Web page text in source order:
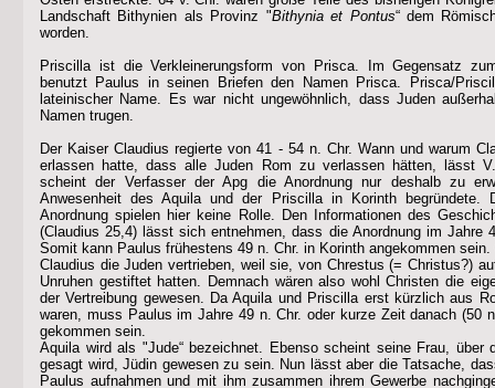
Landschaft Bithynien als Provinz "Bithynia et Pontus“ dem
worden.
Priscilla ist die Verkleinerungsform von Prisca. Im Gegensatz
benutzt Paulus in seinen Briefen den Namen Prisca. Prisca/
lateinischer Name. Es war nicht ungewöhnlich, dass Juden
Namen trugen.
Der Kaiser Claudius regierte von 41 - 54 n. Chr. Wann und warum
erlassen hatte, dass alle Juden Rom zu verlassen hätten, lässt
scheint der Verfasser der Apg die Anordnung nur deshalb zu
Anwesenheit des Aquila und der Priscilla in Korinth begründete.
Anordnung spielen hier keine Rolle. Den Informationen des
(Claudius 25,4) lässt sich entnehmen, dass die Anordnung im Jahre
Somit kann Paulus frühestens 49 n. Chr. in Korinth angekommen
Claudius die Juden vertrieben, weil sie, von Chrestus (= Christus?)
Unruhen gestiftet hatten. Demnach wären also wohl Christen die
der Vertreibung gewesen. Da Aquila und Priscilla erst kürzlich aus
waren, muss Paulus im Jahre 49 n. Chr. oder kurze Zeit danach (50
gekommen sein.
Aquila wird als "Jude“ bezeichnet. Ebenso scheint seine Frau, über
gesagt wird, Jüdin gewesen zu sein. Nun lässt aber die Tatsache,
Paulus aufnahmen und mit ihm zusammen ihrem Gewerbe